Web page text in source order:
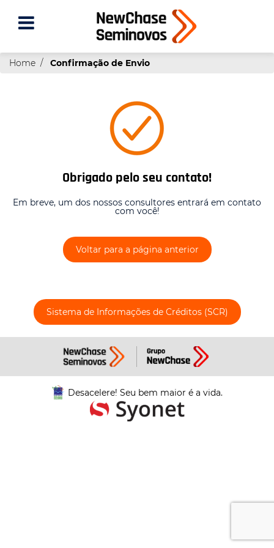
Home Confirmação de Envio
Obrigado pelo seu contato!
Em breve, um dos nossos consultores entrará em contato
com você!
Voltar para a página anterior
Sistema de Informações de Créditos (SCR)
Desacelere! Seu bem maior é a vida.